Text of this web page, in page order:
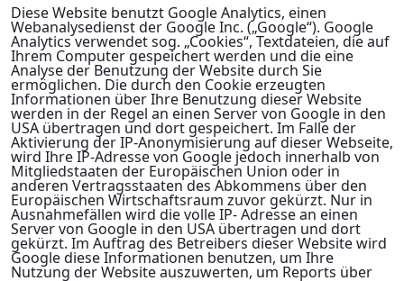
Diese Website benutzt Google Analytics, einen
Webanalysedienst der Google Inc. („Google“). Google
Analytics verwendet sog. „Cookies“, Textdateien, die auf
Ihrem Computer gespeichert werden und die eine
Analyse der Benutzung der Website durch Sie
ermöglichen. Die durch den Cookie erzeugten
Informationen über Ihre Benutzung dieser Website
werden in der Regel an einen Server von Google in den
USA übertragen und dort gespeichert. Im Falle der
Aktivierung der IP-Anonymisierung auf dieser Webseite,
wird Ihre IP-Adresse von Google jedoch innerhalb von
Mitgliedstaaten der Europäischen Union oder in
anderen Vertragsstaaten des Abkommens über den
Europäischen Wirtschaftsraum zuvor gekürzt. Nur in
Ausnahmefällen wird die volle IP- Adresse an einen
Server von Google in den USA übertragen und dort
gekürzt. Im Auftrag des Betreibers dieser Website wird
Google diese Informationen benutzen, um Ihre
Nutzung der Website auszuwerten, um Reports über